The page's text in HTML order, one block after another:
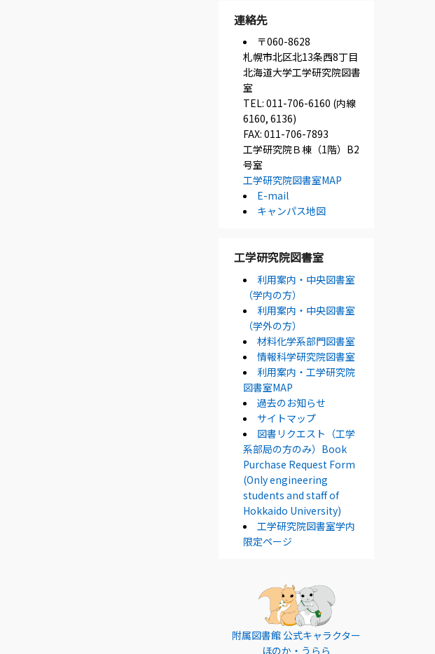
連絡先
〒060-8628
札幌市北区北13条西8丁目
北海道大学工学研究院図書
室
TEL: 011-706-6160 (内線
6160, 6136)
FAX: 011-706-7893
工学研究院Ｂ棟（1階）B2
号室
工学研究院図書室MAP
E-mail
キャンパス地図
工学研究院図書室
利用案内・中央図書室
（学内の方）
利用案内・中央図書室
（学外の方）
材料化学系部門図書室
情報科学研究院図書室
利用案内・工学研究院
図書室MAP
過去のお知らせ
サイトマップ
図書リクエスト（工学
系部局の方のみ）Book
Purchase Request Form
(Only engineering
students and staff of
Hokkaido University)
工学研究院図書室学内
限定ページ
附属図書館 公式キャラクター
ほのか・うらら